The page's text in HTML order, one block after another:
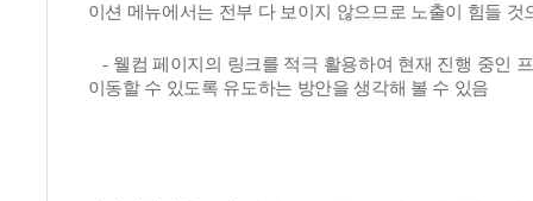
이션 메뉴에서는 전부 다 보이지 않으므로 노출이 힘들 것
- 웰컴 페이지의 링크를 적극 활용하여 현재 진행 중인
이동할 수 있도록 유도하는 방안을 생각해 볼 수 있음